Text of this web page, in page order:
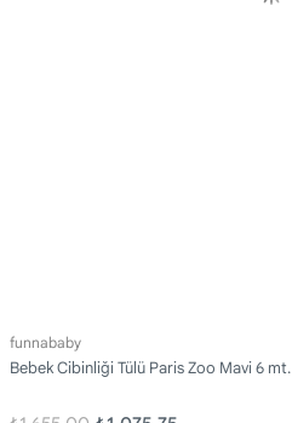
funnababy
Bebek Cibinliği Tülü Paris Zoo Mavi 6 mt.